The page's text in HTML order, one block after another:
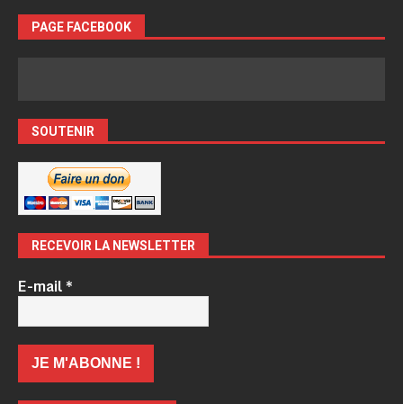
PAGE FACEBOOK
SOUTENIR
RECEVOIR LA NEWSLETTER
E-mail*